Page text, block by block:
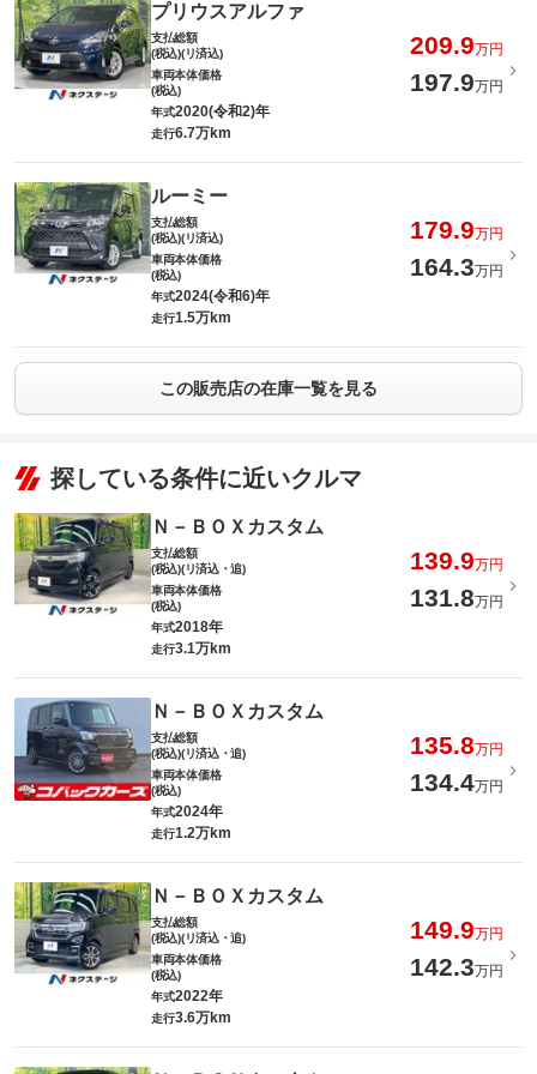
プリウスアルファ
支払総額
(税込)(リ済込)
209.9万円
車両本体価格
(税込)
197.9万円
年式2020(令和2)年
走行6.7万km
ルーミー
支払総額
(税込)(リ済込)
179.9万円
車両本体価格
(税込)
164.3万円
年式2024(令和6)年
走行1.5万km
この販売店の在庫一覧を見る
探している条件に近いクルマ
Ｎ－ＢＯＸカスタム
支払総額
(税込)(リ済込・追)
139.9万円
車両本体価格
(税込)
131.8万円
年式2018年
走行3.1万km
Ｎ－ＢＯＸカスタム
支払総額
(税込)(リ済込・追)
135.8万円
車両本体価格
(税込)
134.4万円
年式2024年
走行1.2万km
Ｎ－ＢＯＸカスタム
支払総額
(税込)(リ済込・追)
149.9万円
車両本体価格
(税込)
142.3万円
年式2022年
走行3.6万km